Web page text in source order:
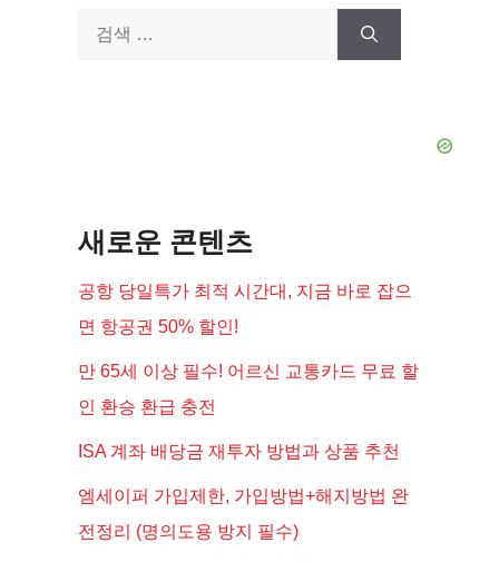
새로운 콘텐츠
공항 당일특가 최적 시간대, 지금 바로 잡으
면 항공권 50% 할인!
만 65세 이상 필수! 어르신 교통카드 무료 할
인 환승 환급 충전
ISA 계좌 배당금 재투자 방법과 상품 추천
엠세이퍼 가입제한, 가입방법+해지방법 완
전정리 (명의도용 방지 필수)